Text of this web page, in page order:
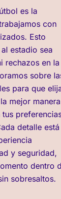
es la
con
Esto
estadio sea
rechazos en la
sobre
para que
mejor manera
detalle está
y seguridad,
dentro
sobresaltos.